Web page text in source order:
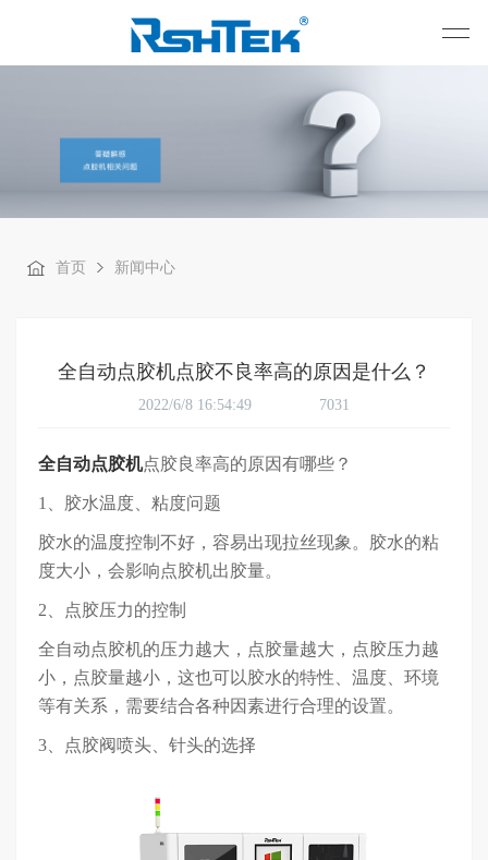
首页 新闻中心
全自动点胶机点胶不良率高的原因是什么？
2022/6/8 16:54:49 7031
全自动点胶机点胶良率高的原因有哪些？
1、胶水温度、粘度问题
胶水的温度控制不好，容易出现拉丝现象。胶水的粘
度大小，会影响点胶机出胶量。
2、点胶压力的控制
全自动点胶机的压力越大，点胶量越大，点胶压力越
小，点胶量越小，这也可以胶水的特性、温度、环境
等有关系，需要结合各种因素进行合理的设置。
3、点胶阀喷头、针头的选择